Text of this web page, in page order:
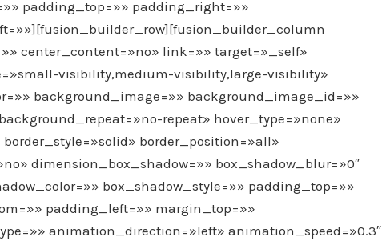
padding_top=»» padding_right=»»
center_content=»no» link=»» target=»_self»
visibility,medium-visibility,large-visibility»
background_image=»» background_image_id=»»
repeat» hover_type=»none»
border_style=»solid» border_position=»all»
dimension_box_shadow=»» box_shadow_blur=»0″
box_shadow_style=»» padding_top=»»
padding_left=»» margin_top=»»
animation_direction=»left» animation_speed=»0.3″